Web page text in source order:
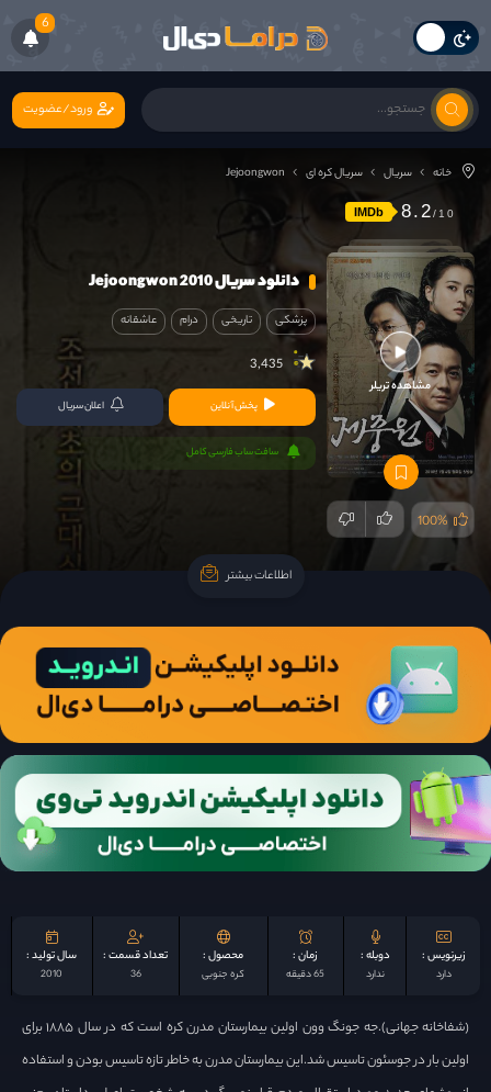
6
ورود/عضویت
خانه سریال سریال کره ای Jejoongwon
IMDb 8.2
مشاهده تریلر
100%
دانلود سریال Jejoongwon 2010
پزشکی تاریخی درام عاشقانه
3,435
پخش آنلاین اعلان سریال
سافت ساب فارسی کامل
اطلاعات بیشتر
زیرنویس :
دارد
دوبله :
ندارد
زمان :
65 دقیقه
محصول :
کره جنوبی
تعداد قسمت :
36
سال تولید :
2010
(شفاخانه جهانی).جه جونگ وون اولین بیمارستان مدرن کره است که در سال ۱۸۸۵ برای
اولین بار در جوسئون تاسیس شد.این بیمارستان مدرن به خاطر تازه تاسیس بودن و استفاده